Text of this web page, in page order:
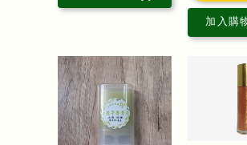
加入購